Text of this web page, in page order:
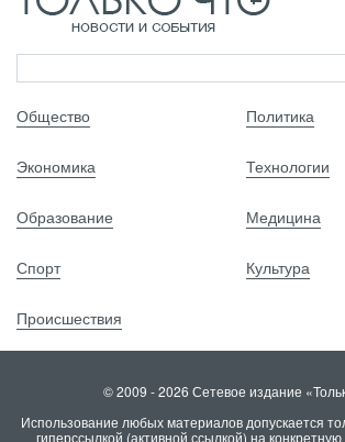
Общество Политика
Экономика Технологии
Образование Медицина
Спорт Культура
Происшествия
© 2009 - 2026 Сетевое издание
Использование любых материалов допускается
гиперссылкой (активной ссылкой) на